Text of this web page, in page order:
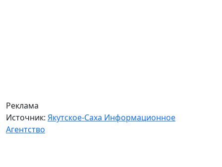
Реклама
Источник: Якутское-Саха Информационное
Агентство